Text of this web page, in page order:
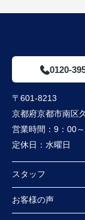
0120-
〒601-8213
京都府京都市南区
営業時間： 9：00
定休日： 水曜日
スタッフ
お客様の声